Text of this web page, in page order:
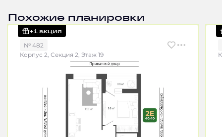
Похожие планировки
+1 акция
№ 482
Корпус 2, Секция 2, Этаж 19